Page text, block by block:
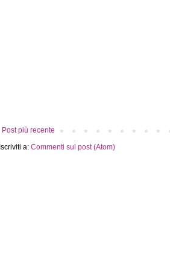
Post più recente
Iscriviti a: Commenti sul post (Atom)